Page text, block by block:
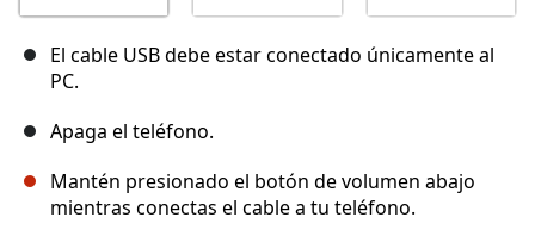
El cable USB debe estar conectado únicamente al
PC.
Apaga el teléfono.
Mantén presionado el botón de volumen abajo
mientras conectas el cable a tu teléfono.